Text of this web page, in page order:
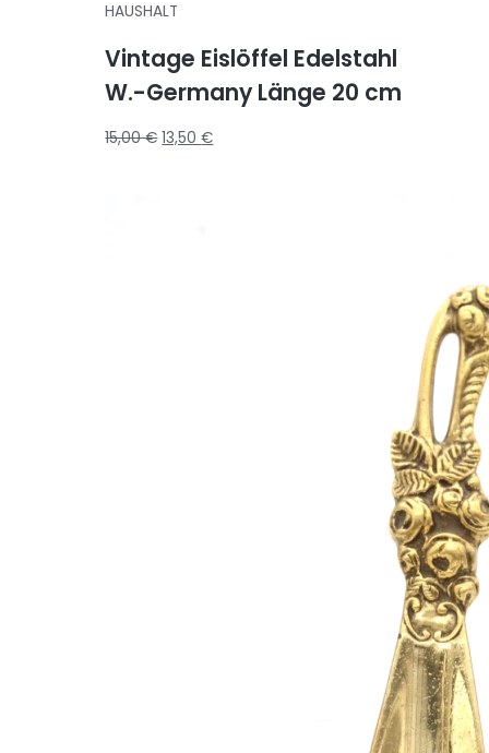
HAUSHALT
Vintage Eislöffel Edelstahl
W.-Germany Länge 20 cm
15,00€ 13,50€